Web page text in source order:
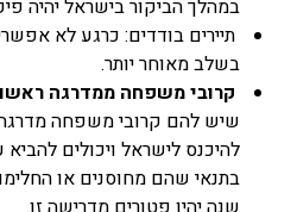
במהלך הביקור בישראל יהיה
תיירים בודדים: כרגע לא
בשלב מאוחר יותר.
קרובי משפחה ממדרגה
שיש להם קרובי משפחה
להיכנס לישראל ויכולים
בתנאי שהם מחוסנים או